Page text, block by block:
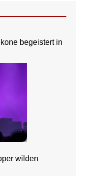
begeistert in
wilden